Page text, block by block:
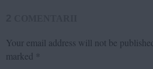
Your email address will not be
marked *